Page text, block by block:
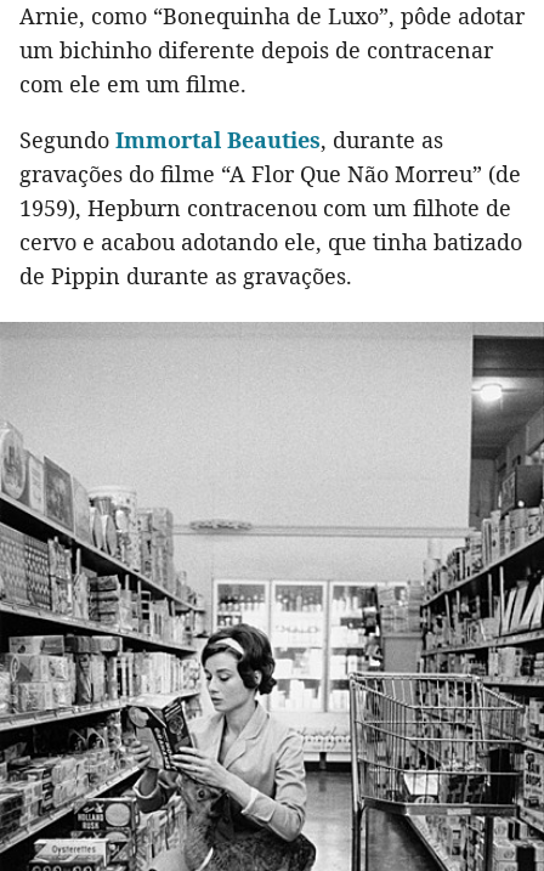
Arnie, como “Bonequinha de Luxo”, pôde adotar
um bichinho diferente depois de contracenar
com ele em um filme.
Segundo Immortal Beauties, durante as
gravações do filme “A Flor Que Não Morreu” (de
1959), Hepburn contracenou com um filhote de
cervo e acabou adotando ele, que tinha batizado
de Pippin durante as gravações.